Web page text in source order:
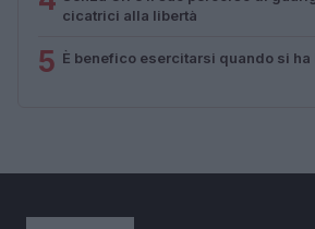
cicatrici alla libertà
5 È benefico esercitarsi quando si